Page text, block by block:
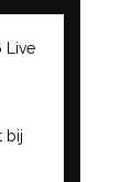
Live
bij